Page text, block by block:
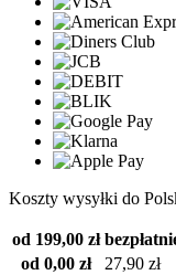
Koszty wysyłki do
od 199,00 zł
od 0,00 zł
27,90 zł